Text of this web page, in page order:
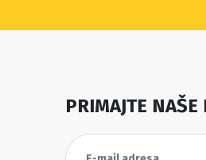
PRIMAJTE NAŠE